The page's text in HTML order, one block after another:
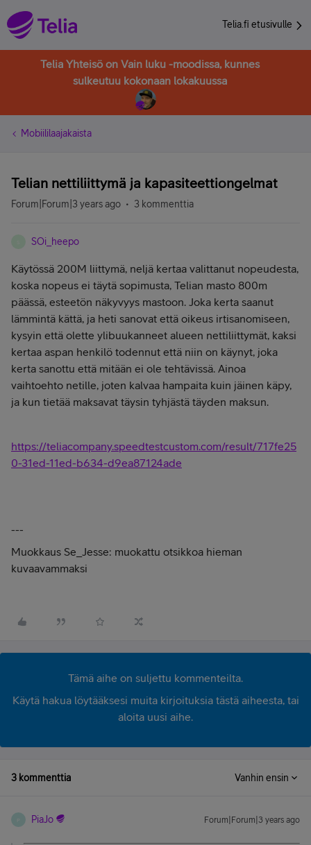
Telia.fi etusivulle
Telia Yhteisö on Vain luku -moodissa, kunnes
sulkeutuu kokonaan lokakuussa
Mobiililaajakaista
Telian nettiliittymä ja kapasiteettiongelmat
Forum|Forum|3 years ago 3 kommenttia
SOi_heepo
Käytössä 200M liittymä, neljä kertaa valittanut nopeudesta,
koska nopeus ei täytä sopimusta, Telian masto 800m
päässä, esteetön näkyvyys mastoon. Joka kerta saanut
lämmintä kättä, ja heti sanovat että oikeus irtisanomiseen,
kysyin että olette ylibuukanneet alueen nettiliittymät, kaksi
kertaa aspan henkilö todennut että niin on käynyt, joka
kerta sanottu että mitään ei ole tehtävissä. Ainoa
vaihtoehto netille, joten kalvaa hampaita kuin jäinen käpy,
ja kun tietää maksavat täysin tyhjästä täyden maksun.
https://teliacompany.speedtestcustom.com/result/717fe25
0-31ed-11ed-b634-d9ea87124ade
---
Muokkaus Se_Jesse: muokattu otsikkoa hieman
kuvaavammaksi
Tämä aihe on suljettu kommenteilta.
Käytä hakua löytääksesi muita kirjoituksia tästä aiheesta, tai
aloita uusi aihe.
3 kommenttia Vanhin ensin
PiaJo Forum|Forum|3 years ago